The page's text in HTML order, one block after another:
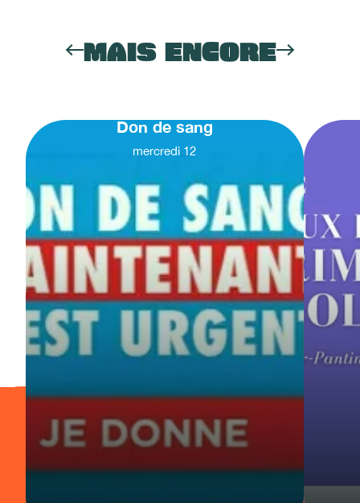
MAIS ENCORE
Don de sang
mercredi 12